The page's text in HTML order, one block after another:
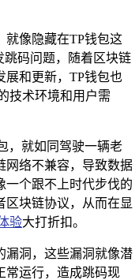
就像隐藏在TP钱包这
跳码问题，随着区块链
展和更新，TP钱包也
技术环境和用户需
，就如同驾驶一辆老
网络不兼容，导致数据
一个跟不上时代步伐的
区块链协议，从而在显
验大打折扣。
漏洞，这些漏洞就像潜
常运行，造成跳码现